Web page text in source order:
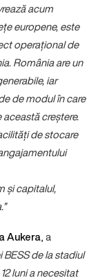
acum
europene, este
operațional de
România are un
iar
de modul în care
creștere.
de stocare
și capitalul,
Aukera, a
de la stadiul
luni a necesitat